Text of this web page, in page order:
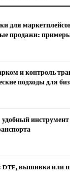
для
продажи:
и контроль
подходы для
инструмент
DTF, вышивка или